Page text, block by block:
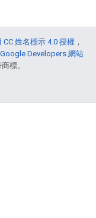
CC 姓名標示 4.0 授權 ，
Google Developers 網站
標。